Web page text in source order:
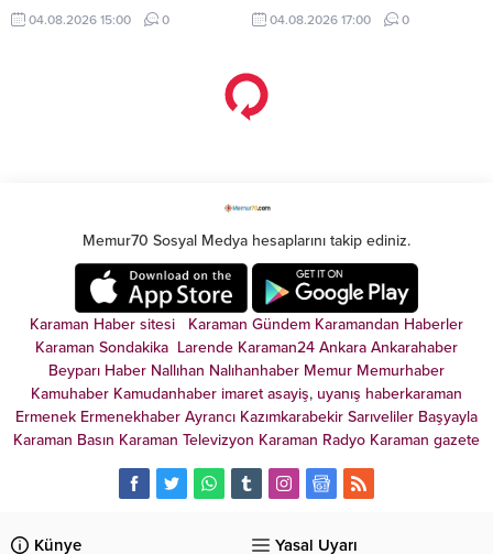
için kuyumcuya giden damat,
karşılaştığı manzara karşısında
04.08.2026 15:00 0
yeni yapımları ve sevilen klasikleri
izleyicilerle buluşturmaya devam
ve sevilen klasiklerin yer aldığı
Tivibu, her yaşa ve her zevke
hitap eden geniş, zengin film
04.08.2026 17:00 0
Memur70 Sosyal Medya hesaplarını takip ediniz.
Karaman Haber sitesi Karaman Gündem Karamandan Haberler
Karaman Sondakika Larende Karaman24 Ankara Ankarahaber
Beyparı Haber Nallıhan Nalıhanhaber Memur Memurhaber
Kamuhaber Kamudanhaber imaret asayiş, uyanış haberkaraman
Ermenek Ermenekhaber Ayrancı Kazımkarabekir Sarıveliler Başyayla
Karaman Basın Karaman Televizyon Karaman Radyo Karaman gazete
Künye Yasal Uyarı